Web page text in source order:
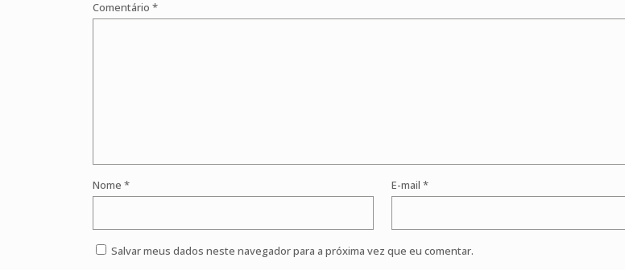
Comentário *
Nome * E-mail *
Salvar meus dados neste navegador para a próxima vez que eu comentar.